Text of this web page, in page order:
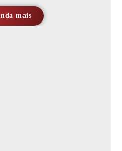
mais